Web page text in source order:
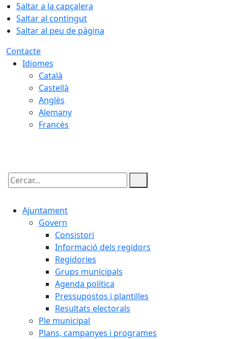
Saltar a la capçalera
Saltar al contingut
Saltar al peu de pàgina
Contacte
Idiomes
Català
Castellà
Anglès
Alemany
Francès
Cercar:
Ajuntament
Govern
Consistori
Informació dels regidors
Regidories
Grups municipals
Agenda política
Pressupostos i plantilles
Resultats electorals
Ple municipal
Plans, campanyes i programes